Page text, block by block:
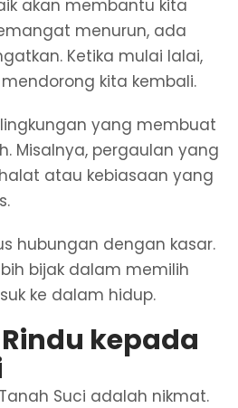
akan membantu kita
menurun, ada
Ketika mulai lalai,
kita kembali.
yang membuat
Misalnya, pergaulan yang
atau kebiasaan yang
hubungan dengan kasar.
bijak dalam memilih
ke dalam hidup.
kepada
Suci adalah nikmat.